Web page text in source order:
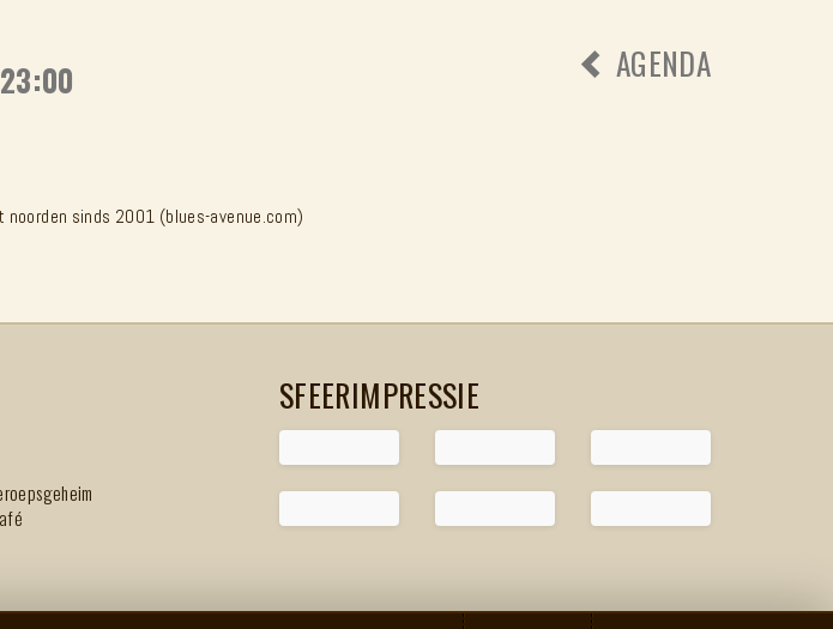
23:00 AGENDA
sinds 2001 (blues-avenue.com)
SFEERIMPRESSIE